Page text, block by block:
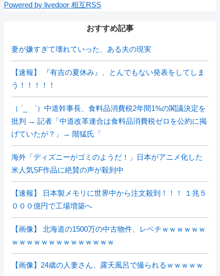
Powered by livedoor 相互RSS
おすすめ記事
妻が嫌すぎて壊れていった、ある夫の現実
【速報】 『有吉の夏休み』、とんでもない発表をしてしま
う！！！！！
（ ´_ゝ`）中道幹事長、食料品消費税2年間1%の閣議決定を
批判 → 記者「中道改革連合は食料品消費税ゼロを公約に掲
げていたが？」→ 階猛氏「
海外「ディズニーがゴミのようだ！」日本がアニメ化した
米人気SF作品に絶賛の声が殺到中
【速報】 日本製メモリに世界中から注文殺到！！！ １兆５
０００億円で工場増築へ
【画像】 北海道の1500万の中古物件、レベチｗｗｗｗｗｗ
ｗｗｗｗｗｗｗｗｗｗｗｗｗｗ
【画像】24歳の人妻さん、露天風呂で撮られるｗｗｗｗｗ